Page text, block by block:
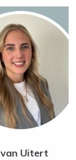
Uitert